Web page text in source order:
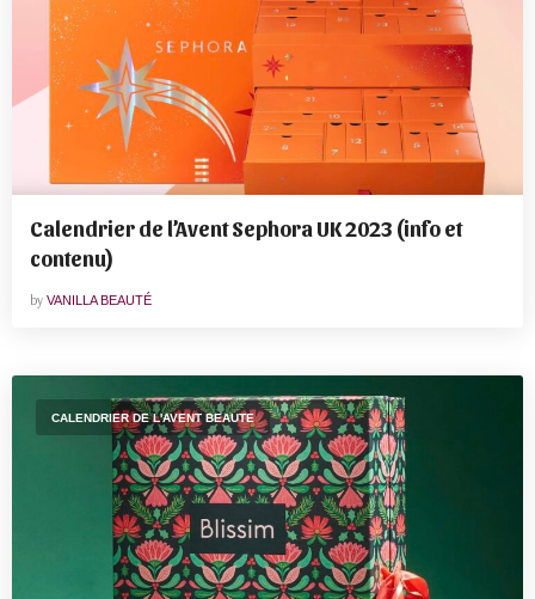
Calendrier de l’Avent Sephora UK 2023 (info et
contenu)
by VANILLA BEAUTÉ
CALENDRIER DE L'AVENT BEAUTE